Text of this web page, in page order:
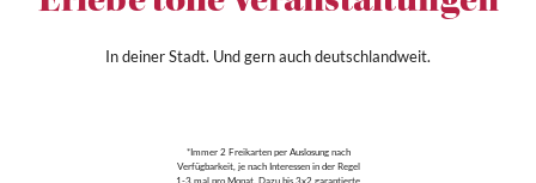
In deiner Stadt. Und gern auch deutschlandweit.
*Immer 2 Freikarten per Auslosung nach
Verfügbarkeit, je nach Interessen in der Regel